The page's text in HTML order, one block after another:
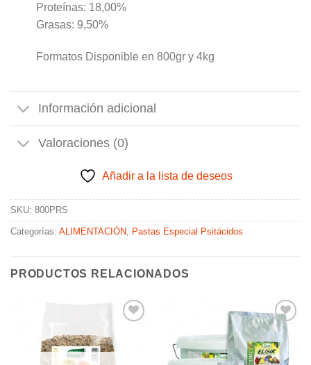
Proteínas: 18,00%
Grasas: 9,50%
Formatos Disponible en 800gr y 4kg
Información adicional
Valoraciones (0)
Añadir a la lista de deseos
SKU: 800PRS
Categorías: ALIMENTACIÓN Pastas Especial Psitácidos
PRODUCTOS RELACIONADOS
Añadir